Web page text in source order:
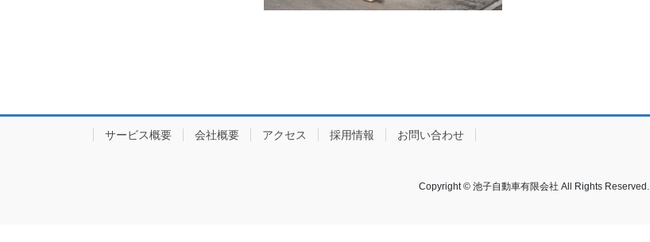
サービス概要 会社概要 アクセス 採用情報 お問い合わせ
Copyright © 池子自動車有限会社 All Rights Reserved.